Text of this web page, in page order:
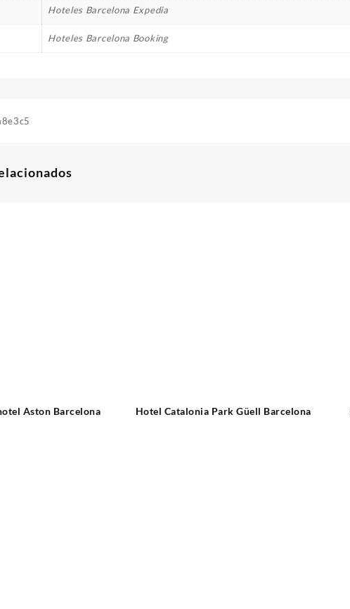
Hoteles Barcelona Expedia
Hoteles Barcelona Booking
Aston Barcelona Hotel Catalonia Park Güell Barcelona